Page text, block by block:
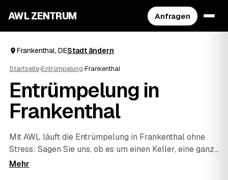
AWL ZENTRUM Anfragen
Frankenthal, DEStadt ändern
Startseite›Entrümpelung›Frankenthal
Entrümpelung in
Frankenthal
Mit AWL läuft die Entrümpelung in Frankenthal ohne
Stress: Sagen Sie uns, ob es um einen Keller, eine ganze
Wohnung, ein Haus oder eine Messie-Wohnung geht,